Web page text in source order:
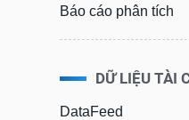
Báo cáo phân tích
DỮ LIỆU TÀI
DataFeed